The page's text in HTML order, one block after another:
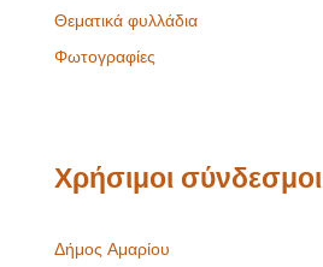
Θεματικά φυλλάδια
Φωτογραφίες
Χρήσιμοι σύνδεσμοι
Δήμος Αμαρίου